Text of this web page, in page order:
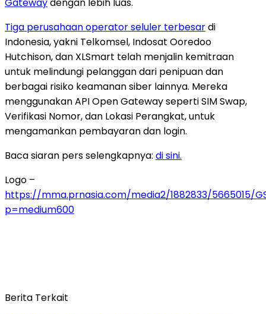
Tiga perusahaan operator seluler terbesardi
Indonesia, yakni Telkomsel, Indosat Ooredoo
Hutchison, dan XLSmart telah menjalin kemitraan
untuk melindungi pelanggan dari penipuan dan
berbagai risiko keamanan siber lainnya. Mereka
menggunakan API Open Gateway seperti SIM Swap,
Verifikasi Nomor, dan Lokasi Perangkat, untuk
mengamankan pembayaran dan login.
Baca siaran pers selengkapnya: di sini.
Logo –
https://mma.prnasia.com/media2/1882833/5665015/
p=medium600
Berita Terkait